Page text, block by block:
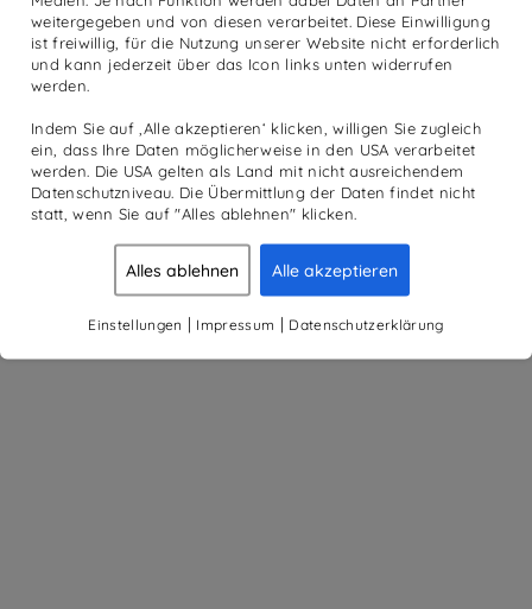
weitergegeben und von diesen verarbeitet. Diese Einwilligung
ist freiwillig, für die Nutzung unserer Website nicht erforderlich
und kann jederzeit über das Icon links unten widerrufen
werden.
Indem Sie auf ‚Alle akzeptieren‘ klicken, willigen Sie zugleich
ein, dass Ihre Daten möglicherweise in den USA verarbeitet
werden. Die USA gelten als Land mit nicht ausreichendem
Datenschutzniveau. Die Übermittlung der Daten findet nicht
statt, wenn Sie auf "Alles ablehnen" klicken.
Alles ablehnen Alle akzeptieren
Einstellungen | Impressum | Datenschutzerklärung